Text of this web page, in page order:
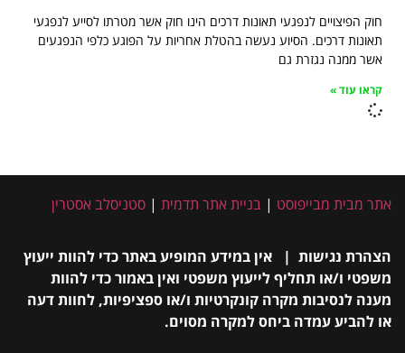
חוק הפיצויים לנפגעי תאונות דרכים הינו חוק אשר מטרתו לסייע לנפגעי
תאונות דרכים. הסיוע נעשה בהטלת אחריות על הפוגע כלפי הנפגעים
אשר ממנה נגזרת גם
קראו עוד »
אתר מבית מבייפוסט | בניית אתר תדמית | סטניסלב אסטרין
הצהרת נגישות | אין במידע המופיע באתר כדי להוות ייעוץ
משפטי ו/או תחליף לייעוץ משפטי ואין באמור כדי להוות
מענה לנסיבות מקרה קונקרטיות ו/או ספציפיות, לחוות דעה
או להביע עמדה ביחס למקרה מסוים.